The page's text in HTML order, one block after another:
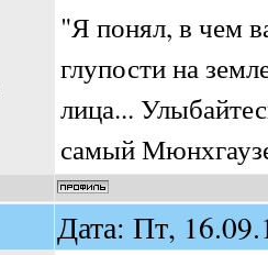
"Я понял, в чем
глупости на
лица...
самый
Дата: Пт,